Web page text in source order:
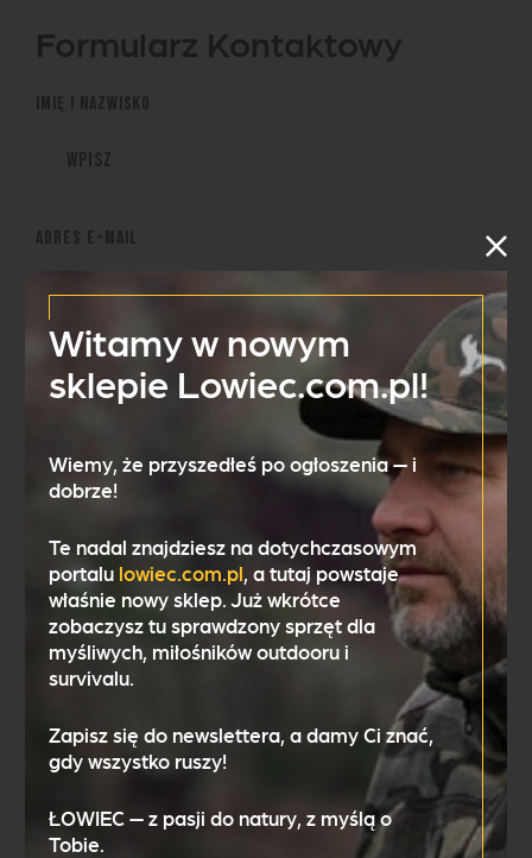
Formularz Kontaktowy
Imię i nazwisko
Adres e-mail
Treść wiadomości
Potwierdzam, że zapoznałem się i akceptuję
regulamin serwisuinternetowego.
polityką
prywatności serwisuinternetowego.
Wyślij wiadomość
Witamy w nowym
sklepie Lowiec.com.pl!
Wiemy, że przyszedłeś po ogłoszenia — i
dobrze!
Te nadal znajdziesz na dotychczasowym
portalu lowiec.com.pl, a tutaj powstaje
właśnie nowy sklep. Już wkrótce
zobaczysz tu sprawdzony sprzęt dla
myśliwych, miłośników outdooru i
survivalu.
Zapisz się do newslettera, a damy Ci znać,
gdy wszystko ruszy!
ŁOWIEC — z pasji do natury, z myślą o
Tobie.